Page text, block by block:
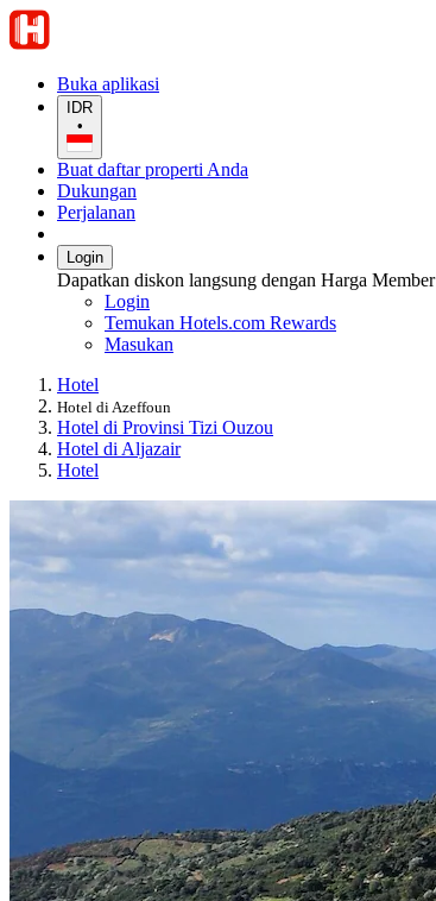
Buka aplikasi
IDR
•
Buat daftar properti Anda
Dukungan
Perjalanan
Login
Dapatkan diskon langsung dengan Harga Member
Login
Temukan Hotels.com Rewards
Masukan
Hotel
Hotel di Azeffoun
Hotel di Provinsi Tizi Ouzou
Hotel di Aljazair
Hotel